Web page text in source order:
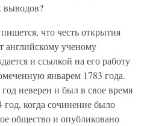
выводов?
что честь открытия
английскому ученому
и ссылкой на его работу
январем 1783 года.
неверен и был в свое время
когда сочинение было
общество и опубликовано